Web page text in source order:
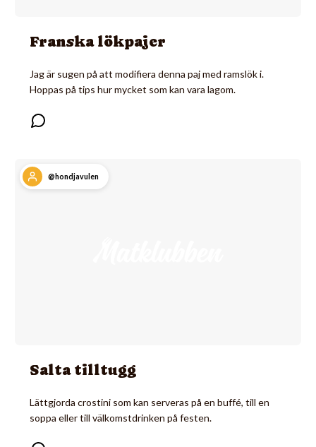
Franska lökpajer
Jag är sugen på att modifiera denna paj med ramslök i.
Hoppas på tips hur mycket som kan vara lagom.
@hondjavulen
Salta tilltugg
Lättgjorda crostini som kan serveras på en buffé, till en
soppa eller till välkomstdrinken på festen.